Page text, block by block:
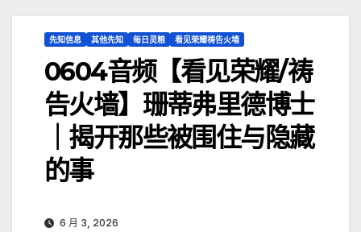
先知信息 其他先知 每日灵粮 看见荣耀祷告火墙
0604音频【看见荣耀/祷
告火墙】珊蒂弗里德博士
｜揭开那些被围住与隐藏
的事
6 月 3, 2026